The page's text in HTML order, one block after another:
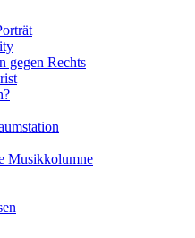
gegen Rechts
Musikkolumne